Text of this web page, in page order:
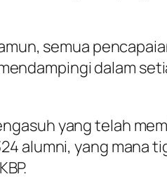
semua
dalam
yang telah
alumni, yang mana